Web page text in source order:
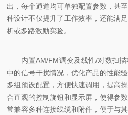
出，每个通道均可单独配置参数，甚
种设计不仅提升了工作效率，还能满
析或多路激励实验。
内置AM/FM调变及线性/对数扫描
中的信号干扰情况，优化产品的性能
多组预设配置，方便快速调用，提高
合直观的控制旋钮和显示屏，使得参
常兼容多种连接线缆和附件，便于与